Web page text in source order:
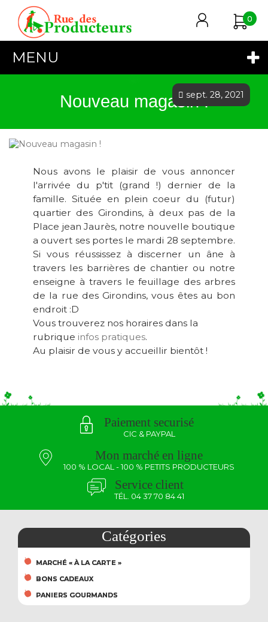
0
MENU
Nouveau magasin !sept. 28, 2021
Nous avons le plaisir de vous annoncer
l'arrivée du p'tit (grand !) dernier de la
famille. Située en plein coeur du (futur)
quartier des Girondins, à deux pas de la
Place jean Jaurès, notre nouvelle boutique
a ouvert ses portes le mardi 28 septembre.
Si vous réussissez à discerner un âne à
travers les barrières de chantier ou notre
enseigne à travers le feuillage des arbres
de la rue des Girondins, vous êtes au bon
endroit :D
Vous trouverez nos horaires dans la
rubrique infos pratiques.
Au plaisir de vous y accueillir bientôt !
Paiement securisé
CIC & PAYPAL
Mon marché en ligne
100 % LOCAL - 100 % PETITS PRODUCTEURS
Service client
TÉL. 04 37 70 84 41
Catégories
MARCHÉ « À LA CARTE »
BONS CADEAUX
PANIERS GOURMANDS